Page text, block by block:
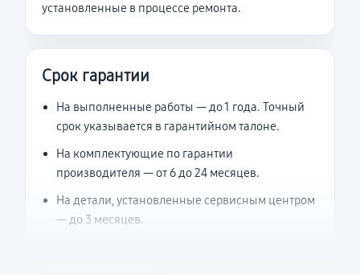
установленные в процессе ремонта.
Срок гарантии
На выполненные работы — до 1 года. Точный
срок указывается в гарантийном талоне.
На комплектующие по гарантии
производителя — от 6 до 24 месяцев.
На детали, установленные сервисным центром
— до 3 месяцев.